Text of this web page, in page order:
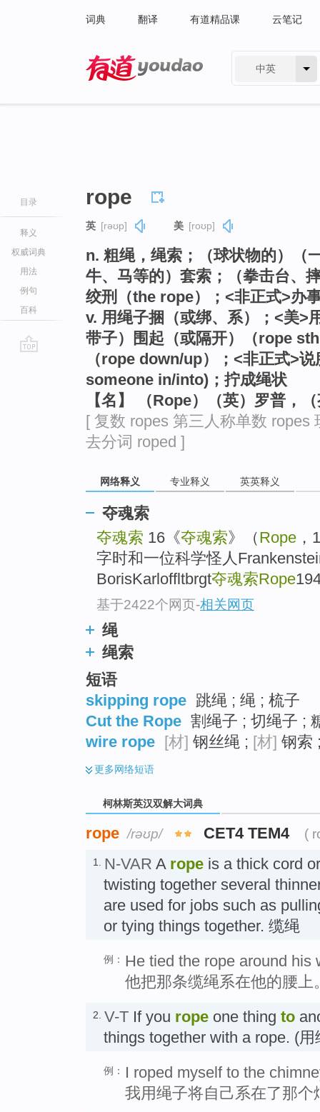
词典 翻译 有道精品课 云笔记
中英
目录
释义
权威词典
用法
例句
百科
rope
英 [rəʊp] 美 [roʊp]
n. 粗绳，绳索；（球状物的）（
牛、马等的）套索；（拳击台、
绞刑（the rope）；<非正式>办
v. 用绳子捆（或绑、系）；<美>
带子）围起（或隔开）（rope
（rope down/up）；<非正式>
someone in/into)；拧成绳状
【名】 （Rope）（英）罗普，
[ 复数 ropes 第三人称单数 ropes
去分词 roped ]
网络释义 专业释义 英英释义
夺魂索
夺魂索 16《夺魂索》（Rope
字时和一位科学怪人
BorisKarloffltbrgt夺魂索Rope
基于2422个网页-相关网页
绳
绳索
短语
skipping rope 跳绳 ; 绳 ; 梳子
Cut the Rope 割绳子 ; 切绳子 ;
wire rope
[材] 钢丝绳 ; [材] 钢索
更多网络短语
柯林斯英汉双解大词典
rope /rəʊp/ CET4 TEM4 (
1. N-VAR A rope is a thick cord
twisting together several
are used for jobs such as
or tying things together. 缆绳
例： He tied the rope around his
他把那条缆绳系在他的腰上
2. V-T If you rope one thing to
things together with a rope. (用
例：
I roped myself to the
我用绳子将自己系在了那个